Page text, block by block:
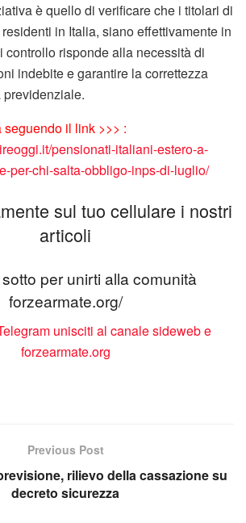
è quello di verificare che i titolari di
in Italia, siano effettivamente in
controllo risponde alla necessità di
indebite e garantire la correttezza
previdenziale.
il link >>> :
pensionati-italiani-estero-a-
per-chi-salta-obbligo-inps-di-luglio/
sul tuo cellulare i nostri
articoli
per unirti alla comunità
forzearmate.org/
Previous Post
rilievo della cassazione su
decreto sicurezza